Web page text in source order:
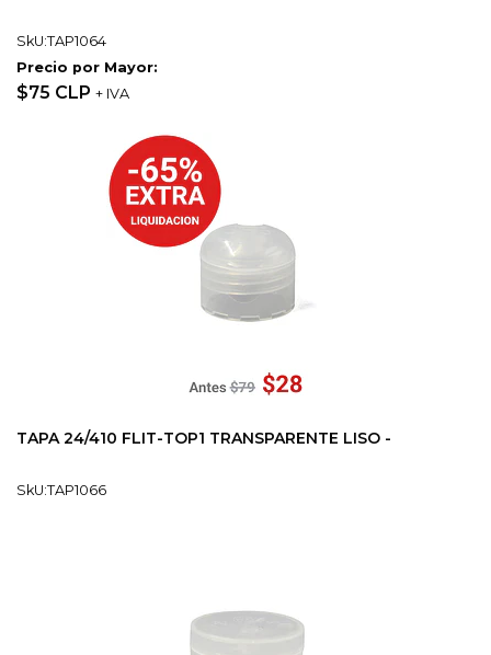
SkU:TAP1064
Precio por Mayor:
$75 CLP + IVA
TAPA 24/410 FLIT-TOP1 TRANSPARENTE LISO -
SkU:TAP1066